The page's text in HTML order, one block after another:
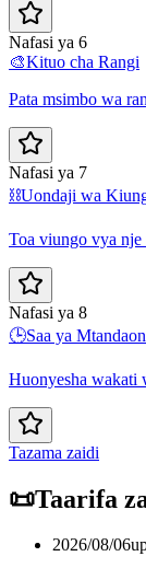
Nafasi ya 6
🎨Kituo cha Rangi
Pata msimbo wa
Nafasi ya 7
⛓️Uondaji wa
Toa viungo vya
Nafasi ya 8
🕒Saa ya
Huonyesha wakati
Tazama zaidi
📜Taarifa
2026/08/06